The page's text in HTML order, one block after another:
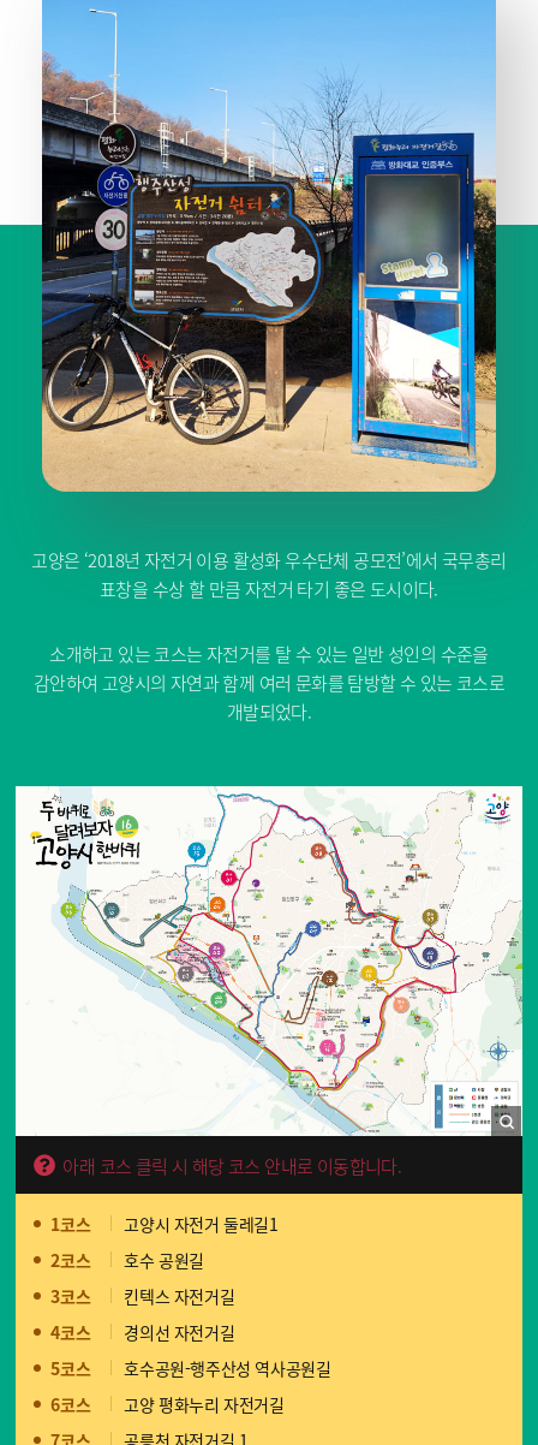
고양은 ‘2018년 자전거 이용 활성화 우수단체 공모전’에서 국무총리
표창을 수상 할 만큼 자전거 타기 좋은 도시이다.
소개하고 있는 코스는 자전거를 탈 수 있는 일반 성인의 수준을
감안하여 고양시의 자연과 함께 여러 문화를 탐방할 수 있는 코스로
개발되었다.
아래 코스 클릭 시 해당 코스 안내로 이동합니다.
1코스
고양시 자전거 둘레길1
2코스
호수 공원길
3코스
킨텍스 자전거길
4코스
경의선 자전거길
5코스
호수공원-행주산성 역사공원길
6코스
고양 평화누리 자전거길